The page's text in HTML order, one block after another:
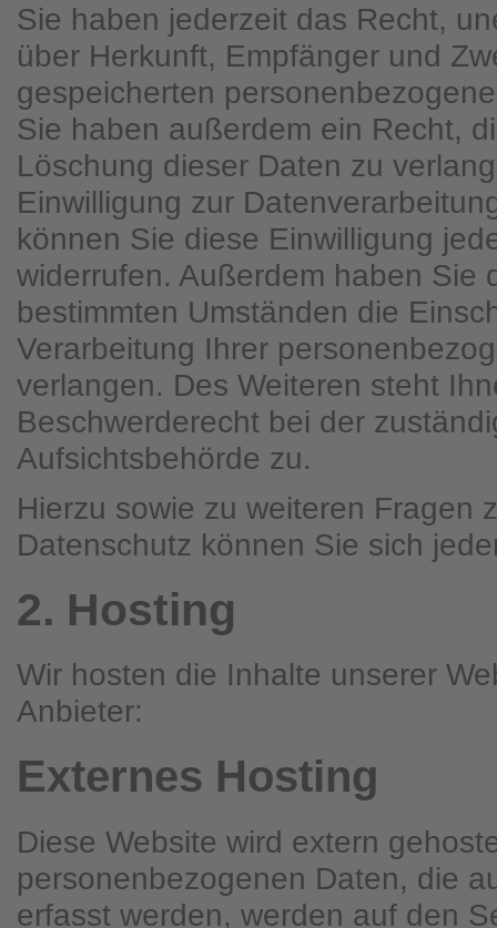
Sie haben jederzeit das Recht,
über Herkunft, Empfänger und
gespeicherten
Sie haben außerdem ein Recht,
Löschung dieser Daten zu
Einwilligung zur
können Sie diese Einwilligung
widerrufen. Außerdem haben Sie
bestimmten Umständen die
Verarbeitung Ihrer
verlangen. Des Weiteren steht
Beschwerderecht bei der
Aufsichtsbehörde zu.
Hierzu sowie zu weiteren Fragen
Datenschutz können Sie sich
2. Hosting
Wir hosten die Inhalte unserer
Anbieter:
Externes Hosting
Diese Website wird extern
personenbezogenen Daten, die
erfasst werden, werden auf den